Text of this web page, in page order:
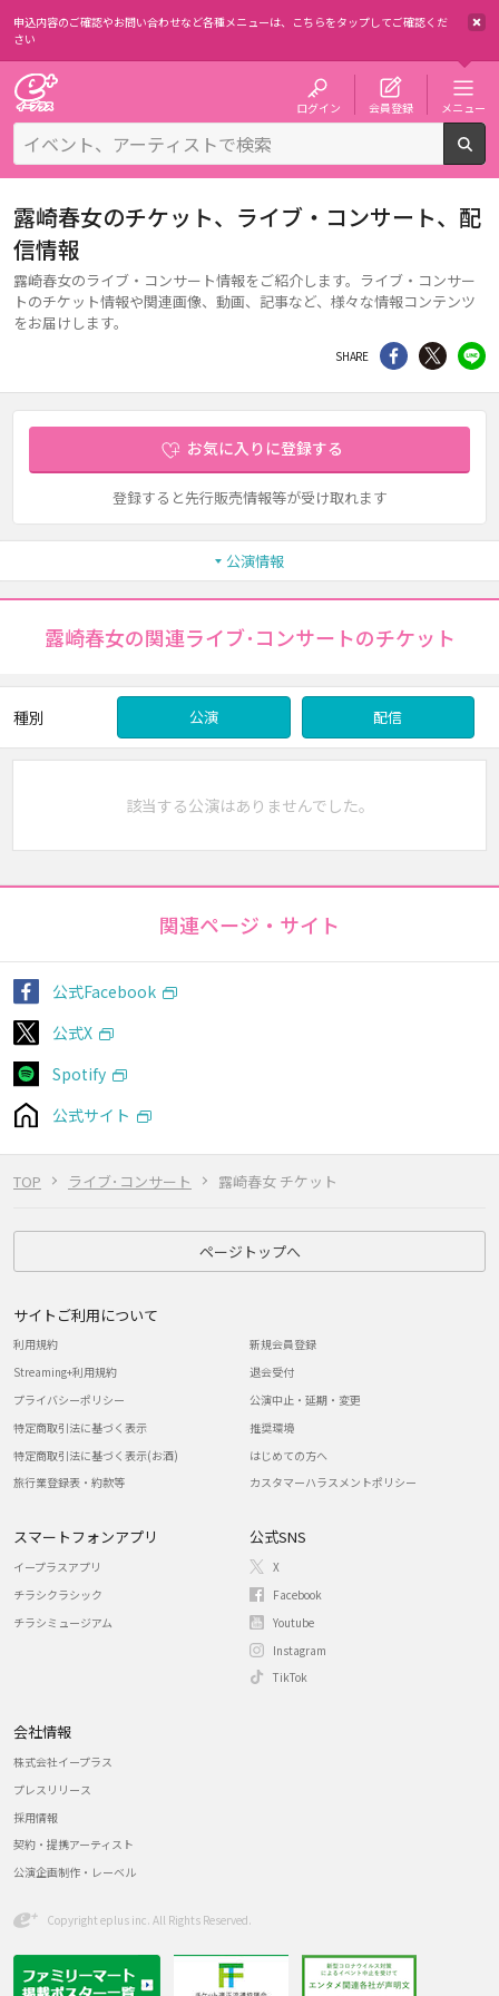
申込内容のご確認やお問い合わせなど各種メニューは、 こちらをタップしてご確認くだ
さい
ログイン 会員登録 メニュー
TOP ライブ･コンサート 露崎春女 チケット
露崎春女のチケット、ライブ・コンサート、配
信情報
露崎春女のライブ・コンサート情報をご紹介します。ライブ・コンサー
トのチケット情報や関連画像、動画、記事など、様々な情報コンテンツ
をお届けします。
SHARE シェア Twitter
お気に入りに登録する
登録すると先行販売情報等が受け取れます
公演情報
露崎春女の関連ライブ･コンサートのチケット
種別 公演 配信
該当する公演はありませんでした。
関連ページ・サイト
公式Facebook
公式X
Spotify
公式サイト
ページトップへ
サイトご利用について
利用規約
Streaming+利用規約
プライバシーポリシー
特定商取引法に基づく表示
特定商取引法に基づく表示(お酒)
旅行業登録表・約款等
新規会員登録
退会受付
公演中止・延期・変更
推奨環境
はじめての方へ
カスタマーハラスメントポリシー
スマートフォンアプリ
イープラスアプリ
チラシクラシック
チラシミュージアム
公式SNS
X
Facebook
Youtube
Instagram
TikTok
会社情報
株式会社イープラス
プレスリリース
採用情報
契約・提携アーティスト
公演企画制作・レーベル
Copyright eplus inc. All Rights Reserved.